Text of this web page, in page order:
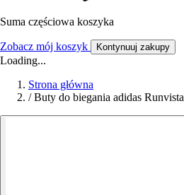
Suma częściowa koszyka
Zobacz mój koszyk Kontynuuj zakupy
Loading...
Strona główna
/ Buty do biegania adidas Runvista